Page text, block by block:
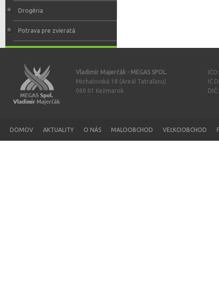
Drogéria
Potrava pre zvieratá
Vladimír Majerčák - MEGAS SPOL.
Michalovská 18 (Areál Tatraľanu)
060 01 Kežmarok
IČ
DOMOV AKTUALITY O NÁS MALOOBCHOD VEĽKOOBCHOD